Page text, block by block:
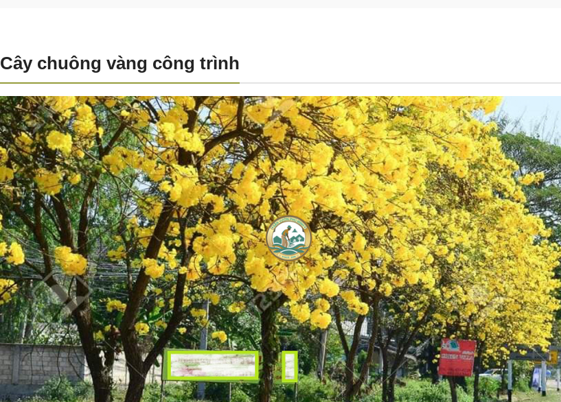
Cây chuông vàng công trình